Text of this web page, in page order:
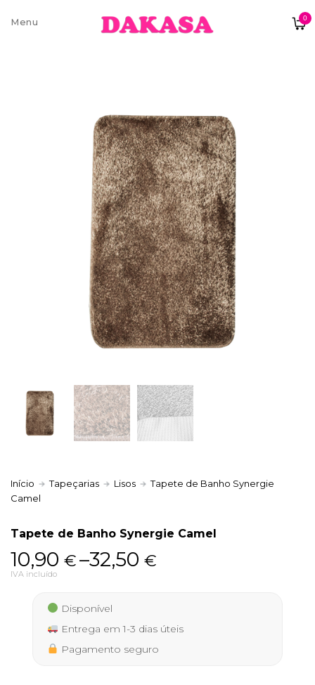
0
Sobre nós
Pagamentos e Envios
Trocas e Devoluções
Termos e condições
Início Tapeçarias Lisos
Tapete de Banho Synergie
Camel
Tapete de Banho Synergie Camel
10,90 €–32,50€
Price
range:
10,90 €
through
32,50 €
IVA incluído
Disponível
Entrega em 1-3 dias úteis
Pagamento seguro